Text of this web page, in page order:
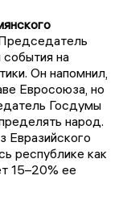
на
Он напомнил,
Евросоюза, но
Госдумы
народ.
Евразийского
республике как
15–20% ее